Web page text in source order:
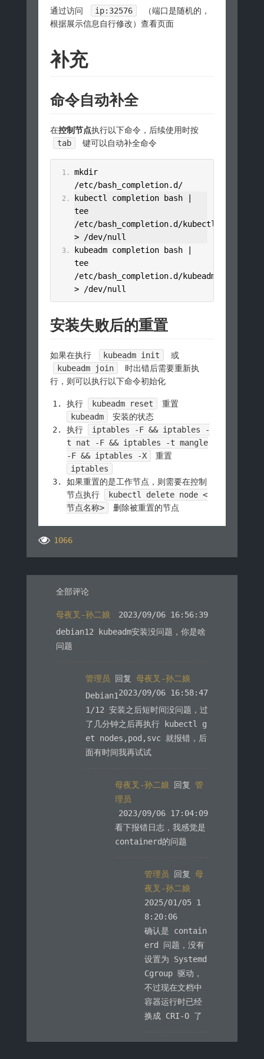
通过访问 ip:32576
（端口是随机的，
根据展示信息自行修改）查看页面
补充
命令自动补全
在控制节点执行以下命令，后续使用时按
tab
键可以自动补全命令
mkdir
/etc/bash_completion.d /
kubectl completion bash
tee
/etc/bash_completion.d /
>
/dev/null
kubeadm completion bash
tee
/etc/bash_completion.d /
>
/dev/null
安装失败后的重置
如果在执行 kubeadm init
或
kubeadm join
时出错后需要重新执
行，则可以执行以下命令初始化
执行 kubeadm reset
重置
kubeadm
安装的状态
执行
iptables -F && iptables -
t nat -F && iptables -t mangle
-F && iptables -X
重置
iptables
如果重置的是工作节点，则需要在控制
节点执行
kubectl delete node <
节点名称>
删除被重置的节点
1066
全部评论
母夜叉-孙二娘
2023/09/06 16:56:39
debian12 kubeadm安装没问题，你是啥
问题
管理员 回复 母夜叉-孙二娘
2023/09/06 16:58:47
Debian1
1/12 安装之后短时间没问题，过
了几分钟之后再执行 kubectl g
et nodes,pod,svc 就报错，后
面有时间我再试试
母夜叉-孙二娘 回复 管
理员
2023/09/06 17:04:09
看下报错日志，我感觉是
containerd的问题
管理员 回复 母
夜叉-孙二娘
2025/01/05 1
8:20:06
确认是 contain
erd 问题，没有
设置为 Systemd
Cgroup 驱动，
不过现在文档中
容器运行时已经
换成 CRI-O 了